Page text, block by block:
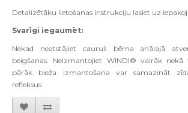
Detalizētāku lietošanas instrukciju lasiet uz
Svarīgi iegaumēt:
Nekad neatstājiet cauruli bērna anālajā
beigšanas. Neizmantojiet WINDI® vairāk nekā
pārāk bieža izmantošana var samazināt
refleksus